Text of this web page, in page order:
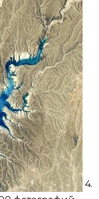
4.